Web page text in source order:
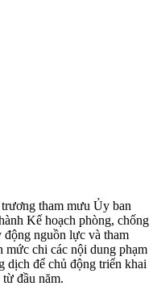
tham mưu Ủy ban
Kế hoạch phòng, chống
nguồn lực và tham
mức chi các nội dung phạm
dịch để chủ động triển khai
đầu năm.